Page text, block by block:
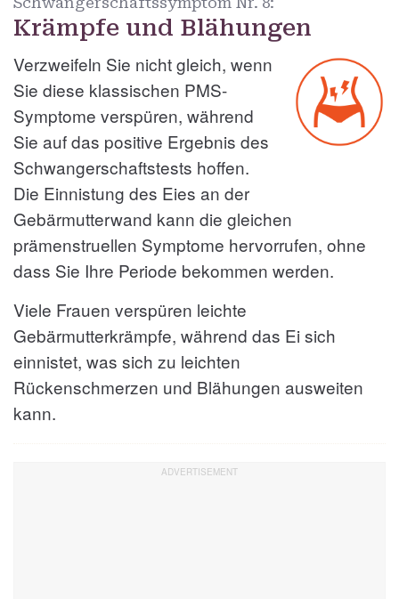
Krämpfe und Blähungen
Verzweifeln Sie nicht gleich, wenn
Sie diese klassischen PMS-
Symptome verspüren, während
Sie auf das positive Ergebnis des
Schwangerschaftstests hoffen.
Die Einnistung des Eies an der
Gebärmutterwand kann die gleichen
prämenstruellen Symptome hervorrufen, ohne
dass Sie Ihre Periode bekommen werden.
Viele Frauen verspüren leichte
Gebärmutterkrämpfe, während das Ei sich
einnistet, was sich zu leichten
Rückenschmerzen und Blähungen ausweiten
kann.